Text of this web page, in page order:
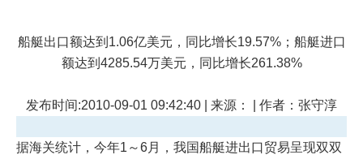
船艇出口额达到1.06亿美元，同比增长19.57%；船艇进口
额达到4285.54万美元，同比增长261.38%
发布时间:2010-09-01 09:42:40 | 来源： | 作者：张守淳
据海关统计，今年1～6月，我国船艇进出口贸易呈现双双